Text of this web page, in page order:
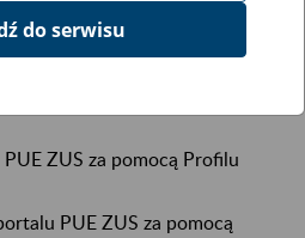
Platformy Usług
ZUS za pomocą Profilu
PUE ZUS za pomocą
do serwisu